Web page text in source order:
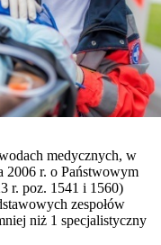
medycznych, w
2006 r. o Państwowym
r. poz. 1541 i 1560)
zespołów
niż 1 specjalistyczny